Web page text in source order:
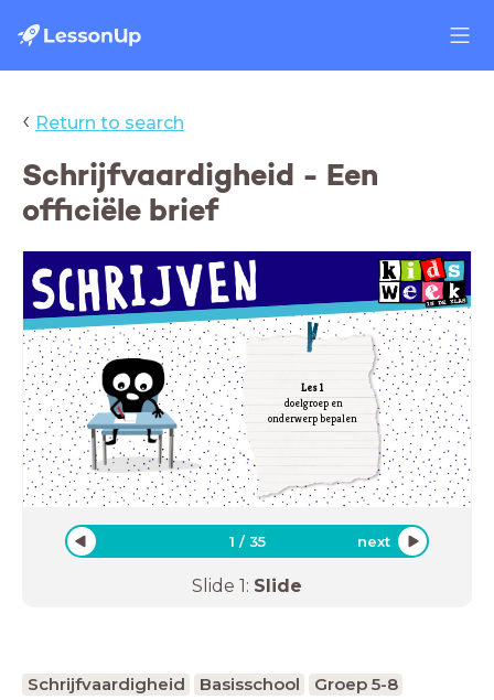
‹ Return to search
Schrijfvaardigheid - Een
officiële brief
Les 1
doelgroep en
onderwerp bepalen
1 /35 next
Slide 1: Slide
Schrijfvaardigheid Basisschool Groep 5-8